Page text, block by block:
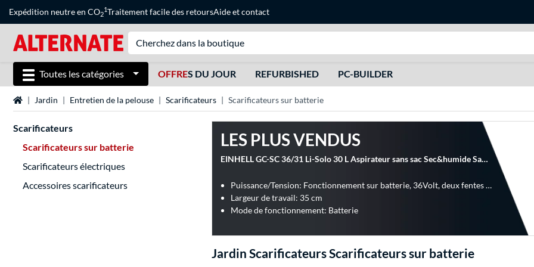
Expédition neutre en CO2
1Traitement facile des retoursAideetcontact
Toutes les catégories OFFRES DU JOUR REFURBISHED PC-BUILDER
Page d'accueil
Jardin Entretien de la pelouse Scarificateurs Scarificateurs sur batterie
Scarificateurs
Scarificateurs sur batterie
Scarificateurs électriques
Accessoires scarificateurs
LES PLUS VENDUS
EINHELL GC-SC 36/31 Li-Solo 30 L Aspirateur sans sac Sec&humide Sac à poussière, Scarificateur
Puissance/Tension: Fonctionnement sur batterie, 36Volt, deux fentes de batterie 18V
Largeur de travail: 35 cm
Mode de fonctionnement: Batterie
Jardin Scarificateurs Scarificateurs sur batterie